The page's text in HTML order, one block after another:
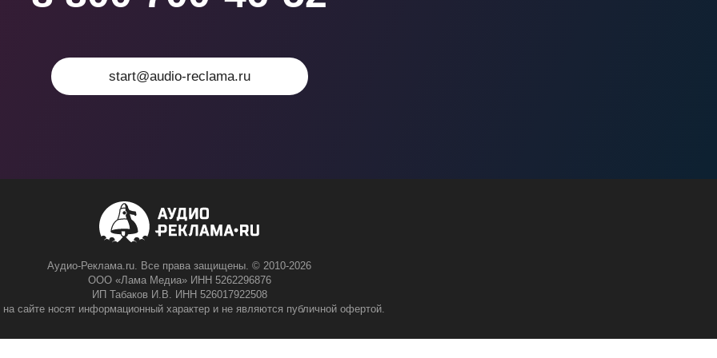
start@audio-reclama.ru
Аудио-Реклама.ru. Все права защищены. © 2010-2026
ООО «Лама Медиа» ИНН 5262296876
ИП Табаков И.В. ИНН 526017922508
сайте носят информационный характер и не являются публичной офертой.